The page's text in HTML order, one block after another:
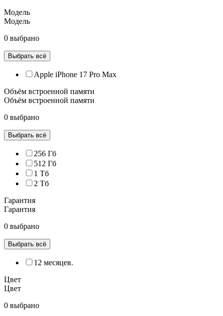
Модель
Модель
0 выбрано
Выбрать всё
Apple iPhone 17 Pro Max
Объём встроенной памяти
Объём встроенной памяти
0 выбрано
Выбрать всё
256 Гб
512 Гб
1 Тб
2 Тб
Гарантия
Гарантия
0 выбрано
Выбрать всё
12 месяцев.
Цвет
Цвет
0 выбрано